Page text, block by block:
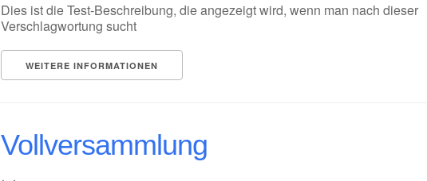
Dies ist die Test-Beschreibung, die angezeigt wird, wenn man nach dieser
Verschlagwortung sucht
WEITERE INFORMATIONEN
Vollversammlung